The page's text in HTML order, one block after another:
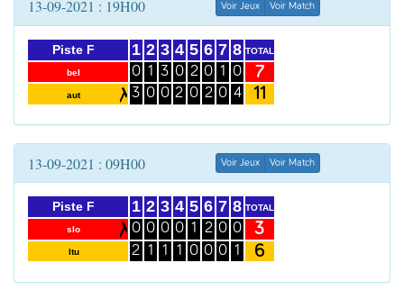
13-09-2021 : 19H00 Voir Jeux Voir Match
Piste F
bel
aut
1
0
3
2
1
0
3
3
0
4
0
2
5
2
0
6
0
2
7
1
0
8
0
4
TOTAL
7
11
13-09-2021 : 09H00 Voir Jeux Voir Match
Piste F
slo
ltu
1
0
2
2
0
1
3
0
1
4
0
1
5
1
0
6
2
0
7
0
0
8
0
1
TOTAL
3
6